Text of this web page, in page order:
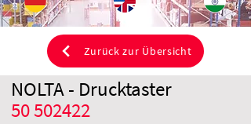
Zurück zur Übersicht
50 502422
NOLTA - Drucktaster